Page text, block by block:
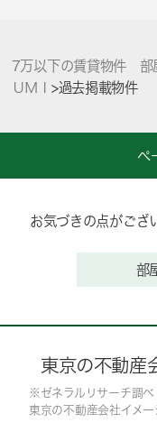
7万以下の賃貸物件 部
ＵＭＩ >過去掲載物件
ペ
お気づきの点がござ
部
東京の不動産
※ゼネラルリサーチ調べ
東京の不動産会社イメー